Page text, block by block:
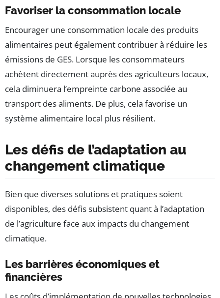
Favoriser la consommation locale
Encourager une consommation locale des produits
alimentaires peut également contribuer à réduire les
émissions de GES. Lorsque les consommateurs
achètent directement auprès des agriculteurs locaux,
cela diminuera l’empreinte carbone associée au
transport des aliments. De plus, cela favorise un
système alimentaire local plus résilient.
Les défis de l’adaptation au
changement climatique
Bien que diverses solutions et pratiques soient
disponibles, des défis subsistent quant à l’adaptation
de l’agriculture face aux impacts du changement
climatique.
Les barrières économiques et
financières